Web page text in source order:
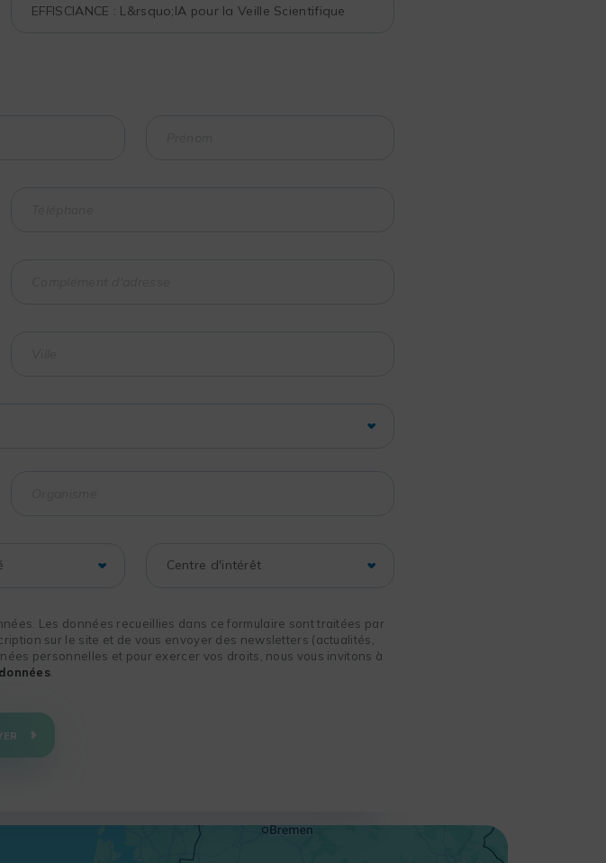
Les données recueillies dans ce formulaire sont traitées par
sur le site et de vous envoyer des newsletters (actualités,
personnelles et pour exercer vos droits, nous vous invitons à